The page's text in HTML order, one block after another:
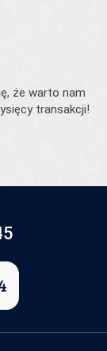
że warto nam
transakcji!